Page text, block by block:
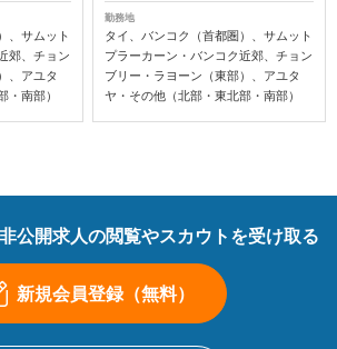
、サムット
郊、チョン
、アユタ
南部）
勤務地
タイ、バンコク（首都圏）、サムット
プラーカーン・バンコク近郊、チョン
ブリー・ラヨーン（東部）、アユタ
ヤ・その他（北部・東北部・南部）
公開求人の閲覧やスカウトを受け取る
新規会員登録（無料）